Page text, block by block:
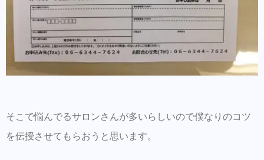
そこで悩んでるサロンさんが多いらしいので僕なりのコツ
を伝授させてもらおうと思います。